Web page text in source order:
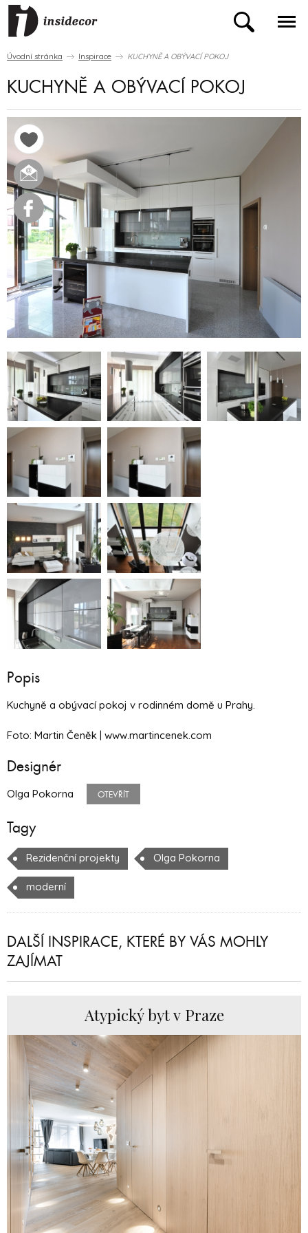
Úvodní stránka Inspirace KUCHYNĚ A OBÝVACÍ POKOJ
KUCHYNĚ A OBÝVACÍ POKOJ
Popis
Kuchyně a obývací pokoj v rodinném domě u Prahy.
Foto: Martin Čeněk | www.martincenek.com
Designér
Olga Pokorna OTEVŘÍT
Tagy
Rezidenční projekty Olga Pokorna
moderní
DALŠÍ INSPIRACE, KTERÉ BY VÁS MOHLY
ZAJÍMAT
Atypický byt v Praze